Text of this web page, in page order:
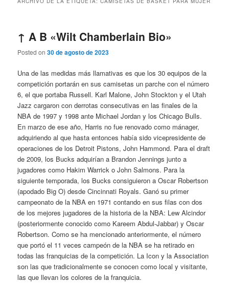
↑ A B «Wilt Chamberlain Bio»
Posted on30 de agosto de 2023
Una de las medidas más llamativas es que los 30 equipos de la
competición portarán en sus camisetas un parche con el número
6, el que portaba Russell. Karl Malone, John Stockton y el Utah
Jazz cargaron con derrotas consecutivas en las finales de la
NBA de 1997 y 1998 ante Michael Jordan y los Chicago Bulls.
En marzo de ese año, Harris no fue renovado como mánager,
adquiriendo al que hasta entonces había sido vicepresidente de
operaciones de los Detroit Pistons, John Hammond. Para el draft
de 2009, los Bucks adquirían a Brandon Jennings junto a
jugadores como Hakim Warrick o John Salmons. Para la
siguiente temporada, los Bucks consiguieron a Oscar Robertson
(apodado Big O) desde Cincinnati Royals. Ganó su primer
campeonato de la NBA en 1971 contando en sus filas con dos
de los mejores jugadores de la historia de la NBA: Lew Alcindor
(posteriormente conocido como Kareem Abdul-Jabbar) y Oscar
Robertson. Como se ha mencionado anteriormente, el número
que portó el 11 veces campeón de la NBA se ha retirado en
todas las franquicias de la competición. La Icon y la Association
son las que tradicionalmente se conocen como local y visitante,
las que llevan los colores de la franquicia.